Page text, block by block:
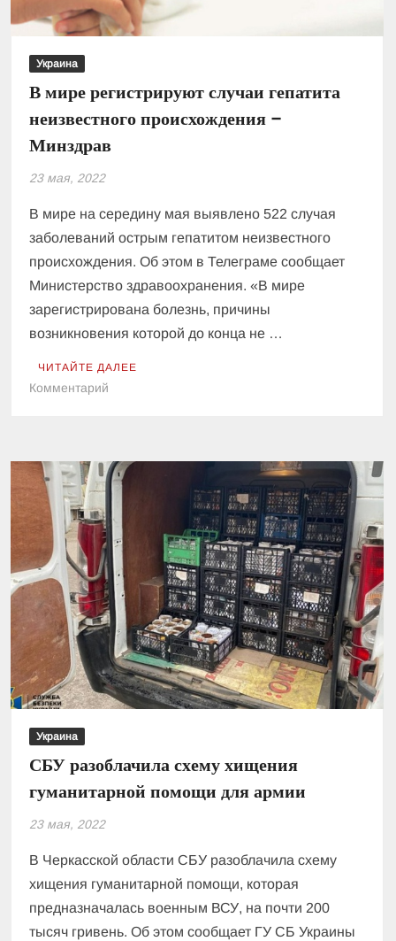
Украина
В мире регистрируют случаи гепатита
неизвестного происхождения –
Минздрав
23 мая, 2022
В мире на середину мая выявлено 522 случая
заболеваний острым гепатитом неизвестного
происхождения. Об этом в Телеграме сообщает
Министерство здравоохранения. «В мире
зарегистрирована болезнь, причины
возникновения которой до конца не …
ЧИТАЙТЕ ДАЛЕЕ
Комментарий
случаи
гепатита
происхождения
–
Минздрав
Украина
СБУ разоблачила схему хищения
гуманитарной помощи для армии
23 мая, 2022
В Черкасской области СБУ разоблачила схему
хищения гуманитарной помощи, которая
предназначалась военным ВСУ, на почти 200
тысяч гривень. Об этом сообщает ГУ СБ Украины